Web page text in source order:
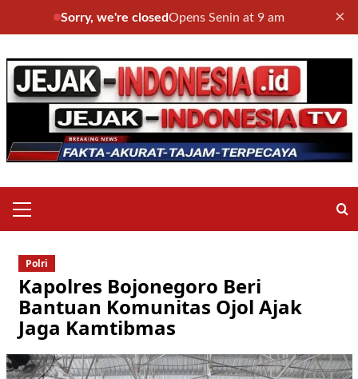
Sorry, we're closedOpens Senin at 9 am ×
to
content
Menu
Polri
Kapolres Bojonegoro Beri
Bantuan Komunitas Ojol Ajak
Jaga Kamtibmas